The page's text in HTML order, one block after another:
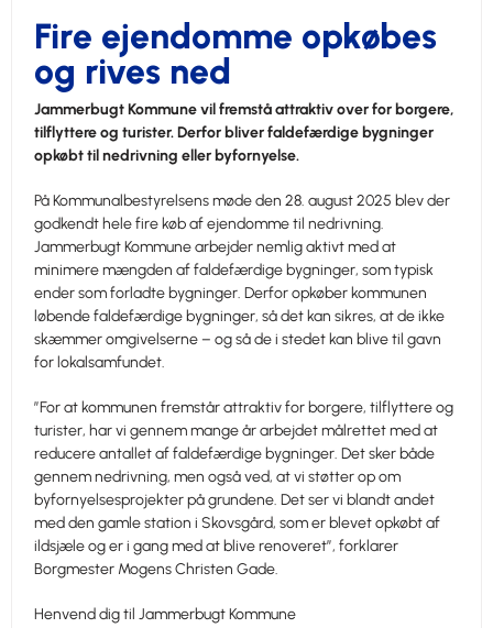
Fire ejendomme opkøbes
og rives ned
Jammerbugt Kommune vil fremstå attraktiv over for borgere,
tilflyttere og turister. Derfor bliver faldefærdige bygninger
opkøbt til nedrivning eller byfornyelse.
På Kommunalbestyrelsens møde den 28. august 2025 blev der
godkendt hele fire køb af ejendomme til nedrivning.
Jammerbugt Kommune arbejder nemlig aktivt med at
minimere mængden af faldefærdige bygninger, som typisk
ender som forladte bygninger. Derfor opkøber kommunen
løbende faldefærdige bygninger, så det kan sikres, at de ikke
skæmmer omgivelserne – og så de i stedet kan blive til gavn
for lokalsamfundet.
”For at kommunen fremstår attraktiv for borgere, tilflyttere og
turister, har vi gennem mange år arbejdet målrettet med at
reducere antallet af faldefærdige bygninger. Det sker både
gennem nedrivning, men også ved, at vi støtter op om
byfornyelsesprojekter på grundene. Det ser vi blandt andet
med den gamle station i Skovsgård, som er blevet opkøbt af
ildsjæle og er i gang med at blive renoveret”, forklarer
Borgmester Mogens Christen Gade.
Henvend dig til Jammerbugt Kommune